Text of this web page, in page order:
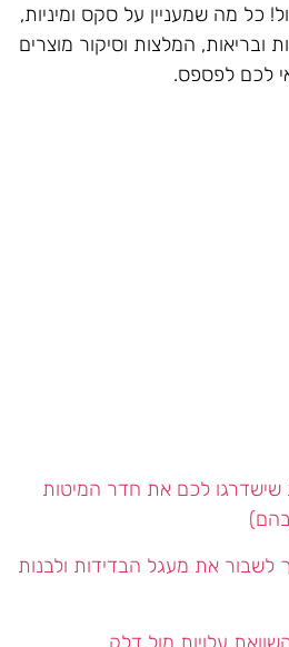
כל מה שמעניין על סקס ומיניות,
ובריאות, המלצות וסיקור מוצרים
לכם לפספס.
לכם את חדר המיטות
לשבור את מעגל הבדידות ולבנות